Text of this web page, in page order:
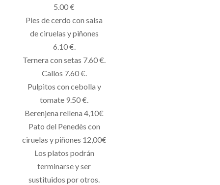
5.00 €
Pies de cerdo con salsa
de ciruelas y piñones
6.10 €.
Ternera con setas 7.60 €.
Callos 7.60 €.
Pulpitos con cebolla y
tomate 9.50 €.
Berenjena rellena 4,10€
Pato del Penedès con
ciruelas y piñones 12,00€
Los platos podrán
terminarse y ser
sustituidos por otros.